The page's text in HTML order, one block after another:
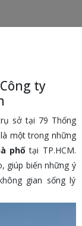
ty
sở tại 79 Thống
một trong những
phố tại TP.HCM.
giúp biến những ý
gian sống lý